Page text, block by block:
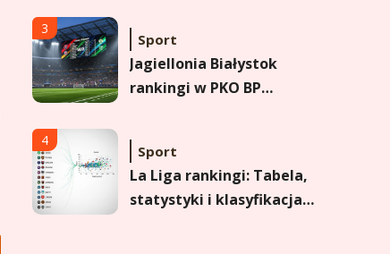
3
Sport
Jagiellonia Białystok
rankingi w PKO BP
formy i statystyk
4
Sport
La Liga rankingi: Tabela,
statystyki i klasyfikacja